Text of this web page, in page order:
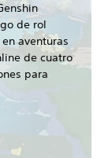
de rol
aventuras
de cuatro
para